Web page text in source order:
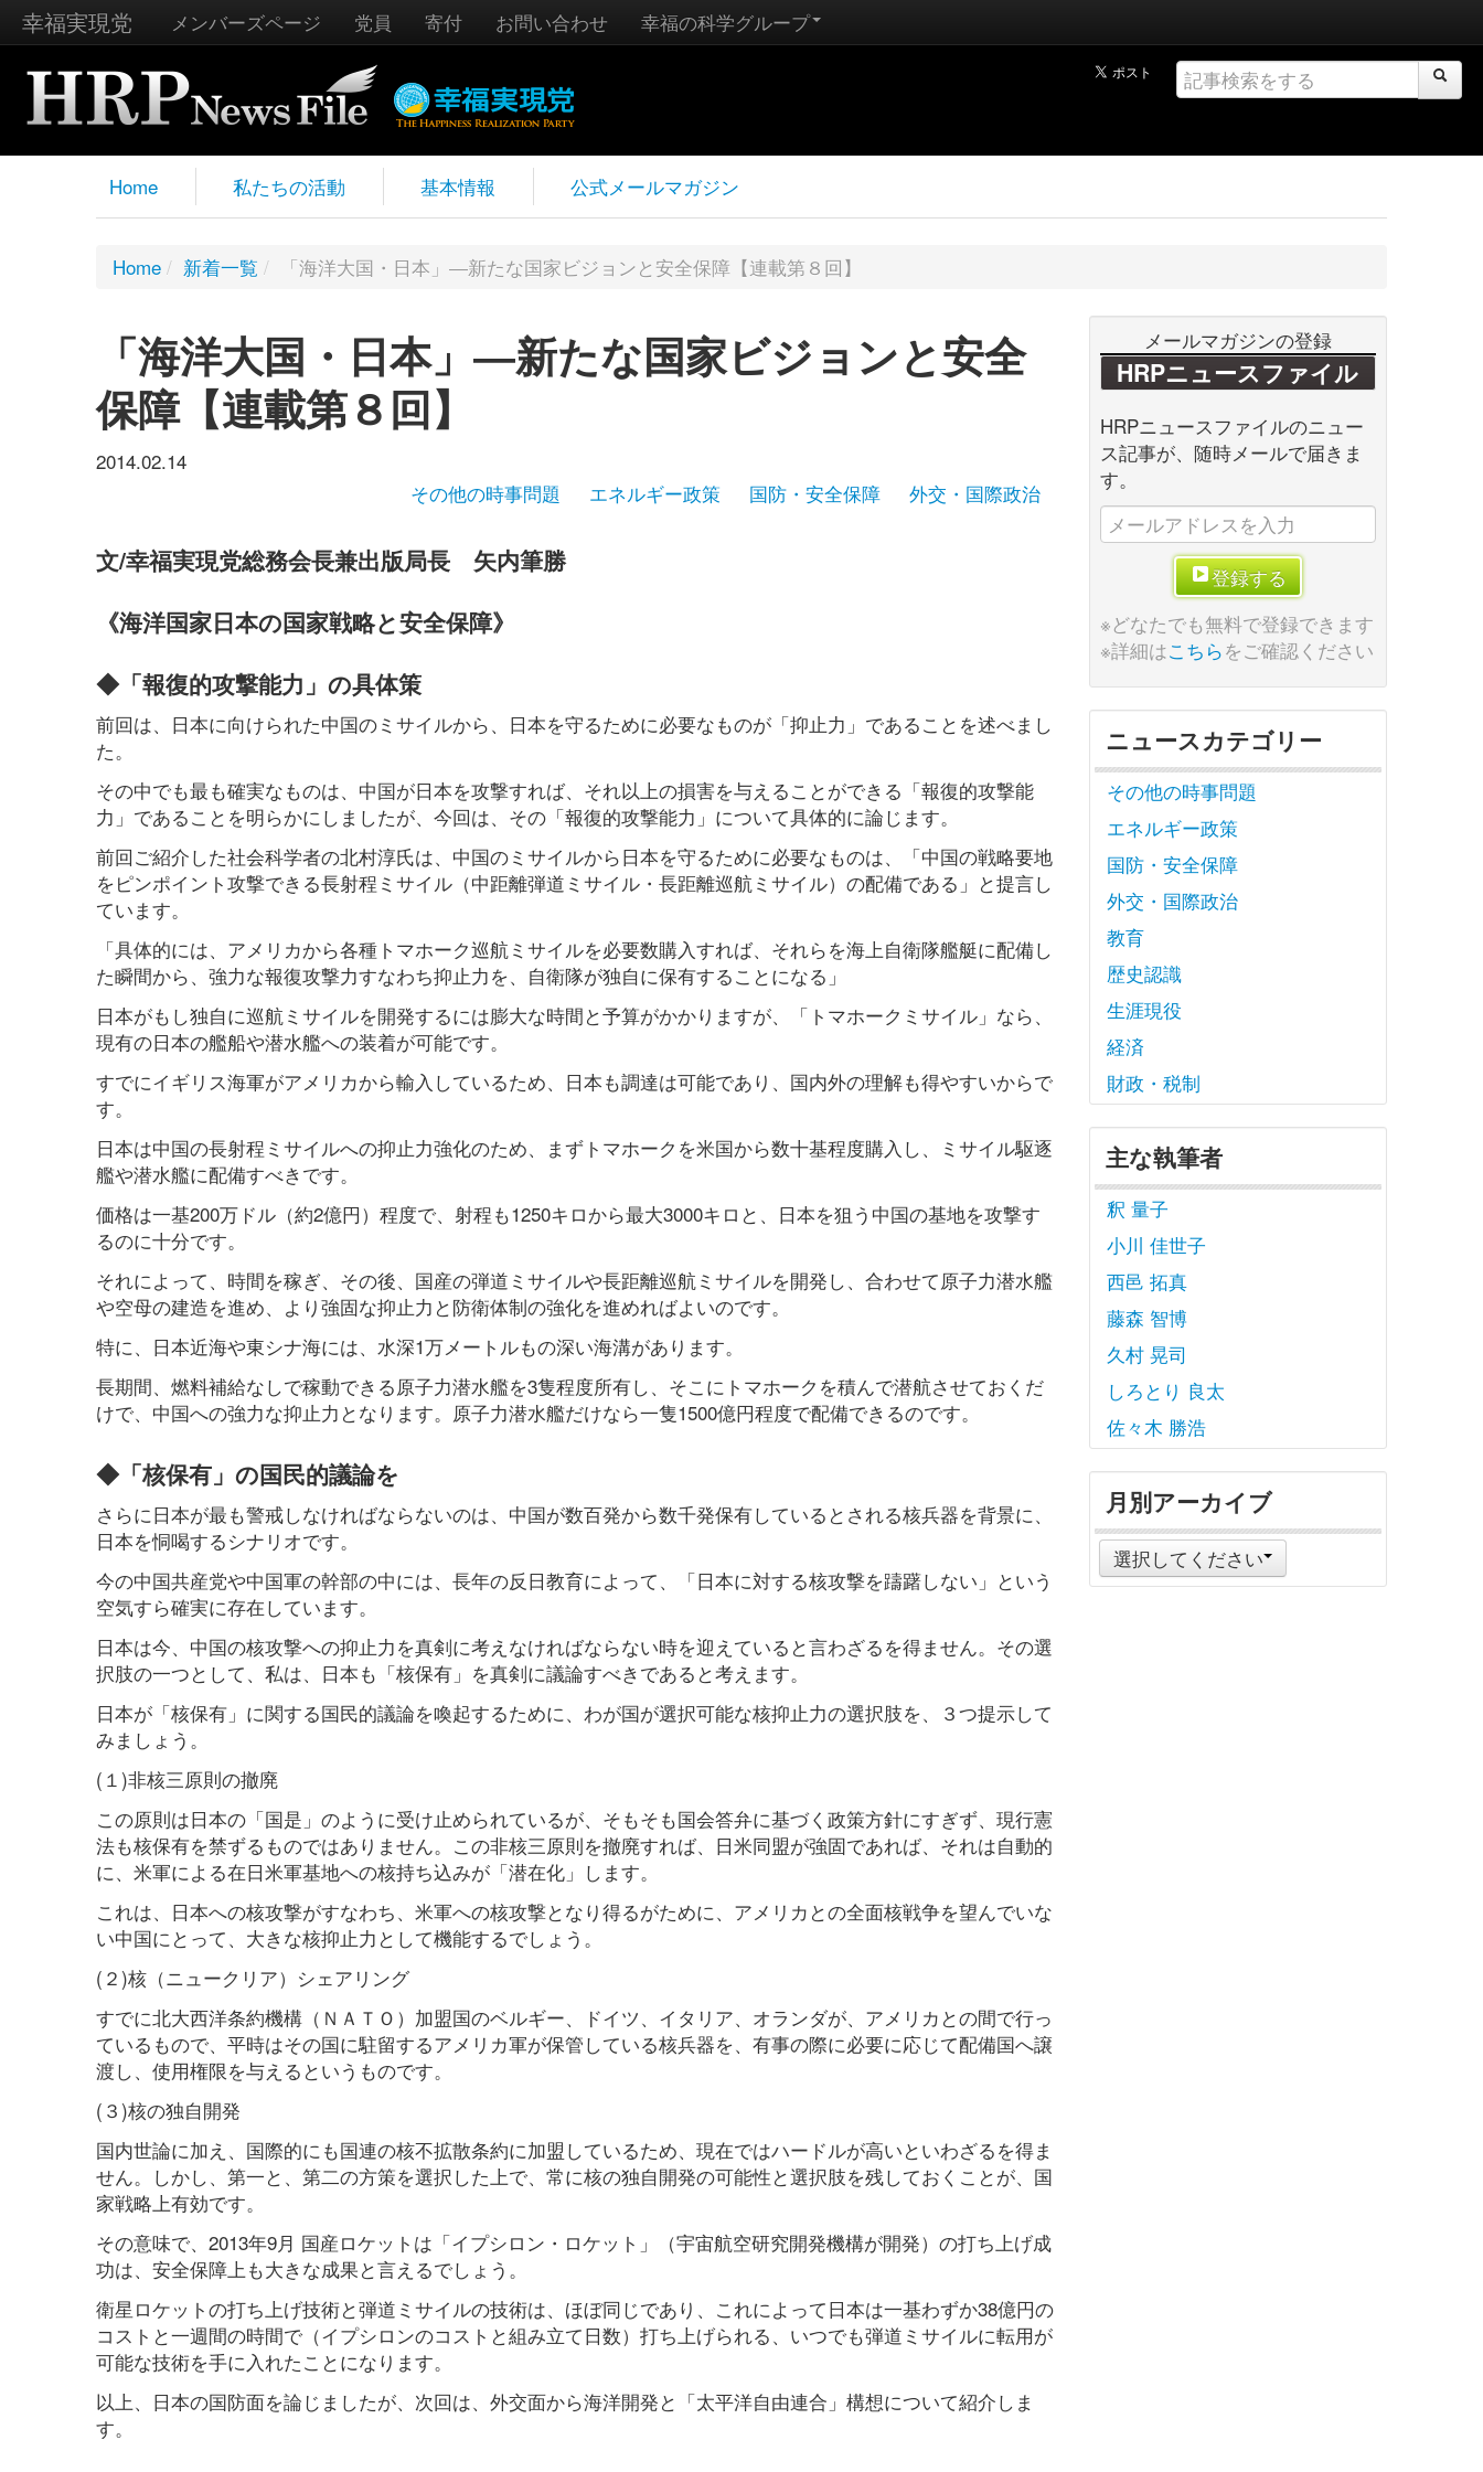
幸福実現党 メンバーズページ 党員 寄付 お問い合わせ 幸福の科学グループ
Home 私たちの活動 基本情報 公式メールマガジン
Home / 新着一覧 / 「海洋大国・日本」―新たな国家ビジョンと安全保障【連載第８回】
「海洋大国・日本」―新たな国家ビジョンと安全
保障【連載第８回】
2014.02.14
その他の時事問題
エネルギー政策 国防・安全保障 外交・国際政治
文/幸福実現党総務会長兼出版局長 矢内筆勝
《海洋国家日本の国家戦略と安全保障》
◆「報復的攻撃能力」の具体策
前回は、日本に向けられた中国のミサイルから、日本を守るために必要なものが「抑止力」であることを述べまし
た。
その中でも最も確実なものは、中国が日本を攻撃すれば、それ以上の損害を与えることができる「報復的攻撃能
力」であることを明らかにしましたが、今回は、その「報復的攻撃能力」について具体的に論じます。
前回ご紹介した社会科学者の北村淳氏は、中国のミサイルから日本を守るために必要なものは、「中国の戦略要地
をピンポイント攻撃できる長射程ミサイル（中距離弾道ミサイル・長距離巡航ミサイル）の配備である」と提言し
ています。
「具体的には、アメリカから各種トマホーク巡航ミサイルを必要数購入すれば、それらを海上自衛隊艦艇に配備し
た瞬間から、強力な報復攻撃力すなわち抑止力を、自衛隊が独自に保有することになる」
日本がもし独自に巡航ミサイルを開発するには膨大な時間と予算がかかりますが、「トマホークミサイル」なら、
現有の日本の艦船や潜水艦への装着が可能です。
すでにイギリス海軍がアメリカから輸入しているため、日本も調達は可能であり、国内外の理解も得やすいからで
す。
日本は中国の長射程ミサイルへの抑止力強化のため、まずトマホークを米国から数十基程度購入し、ミサイル駆逐
艦や潜水艦に配備すべきです。
価格は一基200万ドル（約2億円）程度で、射程も1250キロから最大3000キロと、日本を狙う中国の基地を攻撃す
るのに十分です。
それによって、時間を稼ぎ、その後、国産の弾道ミサイルや長距離巡航ミサイルを開発し、合わせて原子力潜水艦
や空母の建造を進め、より強固な抑止力と防衛体制の強化を進めればよいのです。
特に、日本近海や東シナ海には、水深1万メートルもの深い海溝があります。
長期間、燃料補給なしで稼動できる原子力潜水艦を3隻程度所有し、そこにトマホークを積んで潜航させておくだ
けで、中国への強力な抑止力となります。原子力潜水艦だけなら一隻1500億円程度で配備できるのです。
◆「核保有」の国民的議論を
さらに日本が最も警戒しなければならないのは、中国が数百発から数千発保有しているとされる核兵器を背景に、
日本を恫喝するシナリオです。
今の中国共産党や中国軍の幹部の中には、長年の反日教育によって、「日本に対する核攻撃を躊躇しない」という
空気すら確実に存在しています。
日本は今、中国の核攻撃への抑止力を真剣に考えなければならない時を迎えていると言わざるを得ません。その選
択肢の一つとして、私は、日本も「核保有」を真剣に議論すべきであると考えます。
日本が「核保有」に関する国民的議論を喚起するために、わが国が選択可能な核抑止力の選択肢を、３つ提示して
みましょう。
(１)非核三原則の撤廃
この原則は日本の「国是」のように受け止められているが、そもそも国会答弁に基づく政策方針にすぎず、現行憲
法も核保有を禁ずるものではありません。この非核三原則を撤廃すれば、日米同盟が強固であれば、それは自動的
に、米軍による在日米軍基地への核持ち込みが「潜在化」します。
これは、日本への核攻撃がすなわち、米軍への核攻撃となり得るがために、アメリカとの全面核戦争を望んでいな
い中国にとって、大きな核抑止力として機能するでしょう。
(２)核（ニュークリア）シェアリング
すでに北大西洋条約機構（ＮＡＴＯ）加盟国のベルギー、ドイツ、イタリア、オランダが、アメリカとの間で行っ
ているもので、平時はその国に駐留するアメリカ軍が保管している核兵器を、有事の際に必要に応じて配備国へ譲
渡し、使用権限を与えるというものです。
(３)核の独自開発
国内世論に加え、国際的にも国連の核不拡散条約に加盟しているため、現在ではハードルが高いといわざるを得ま
せん。しかし、第一と、第二の方策を選択した上で、常に核の独自開発の可能性と選択肢を残しておくことが、国
家戦略上有効です。
その意味で、2013年9月 国産ロケットは「イプシロン・ロケット」（宇宙航空研究開発機構が開発）の打ち上げ成
功は、安全保障上も大きな成果と言えるでしょう。
衛星ロケットの打ち上げ技術と弾道ミサイルの技術は、ほぼ同じであり、これによって日本は一基わずか38億円の
コストと一週間の時間で（イプシロンのコストと組み立て日数）打ち上げられる、いつでも弾道ミサイルに転用が
可能な技術を手に入れたことになります。
以上、日本の国防面を論じましたが、次回は、外交面から海洋開発と「太平洋自由連合」構想について紹介しま
す。
メールマガジンの登録
HRPニュースファイル
HRPニュースファイルのニュー
ス記事が、随時メールで届きま
す。
登録する
※どなたでも無料で登録できます
※詳細はこちらをご確認ください
ニュースカテゴリー
その他の時事問題
エネルギー政策
国防・安全保障
外交・国際政治
教育
歴史認識
生涯現役
経済
財政・税制
主な執筆者
釈 量子
小川 佳世子
西邑 拓真
藤森 智博
久村 晃司
しろとり 良太
佐々木 勝浩
月別アーカイブ
選択してください